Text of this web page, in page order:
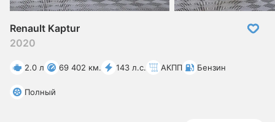
Renault Kaptur
2020
2.0 л 69 402 км. 143 л.с. АКПП Бензин
Полный